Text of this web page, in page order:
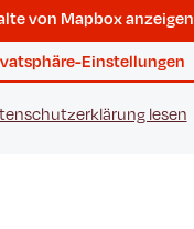
von Mapbox anzeigen
Einstellungen
lesen